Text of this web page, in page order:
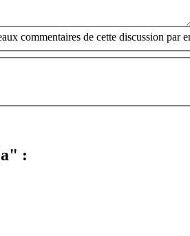
commentaires de cette discussion par
: